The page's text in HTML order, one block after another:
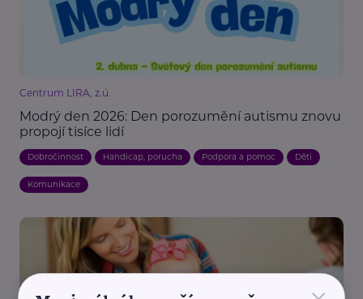
Centrum LIRA, z.ú.
Modrý den 2026: Den porozumění autismu znovu
propojí tisíce lidí
Dobročinnost Handicap, porucha Podpora a pomoc Děti
Komunikace